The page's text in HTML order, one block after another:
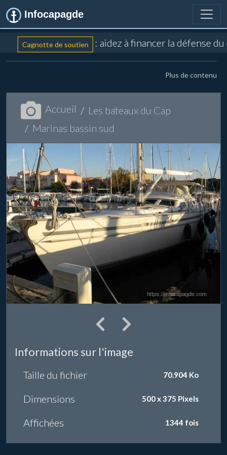
Infocapagde
Cagnotte de soutien : aidez à financer la défense
Plus de contenu
Accueil
Les bateaux du Cap
Marinas bassin sud
Informations sur l'image
Taille du fichier 70.904 Ko
Dimensions 500 x 375 Pixels
Affichées 1344 fois